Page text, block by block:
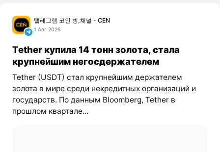
텔레그램 코인 방,채널 - CEN
1 Авг 2026
Tether купила 14 тонн золота, стала
крупнейшим негосдержателем
Tether (USDT) стал крупнейшим держателем
золота в мире среди некредитных организаций и
государств. По данным Bloomberg, Tether в
прошлом квартале...